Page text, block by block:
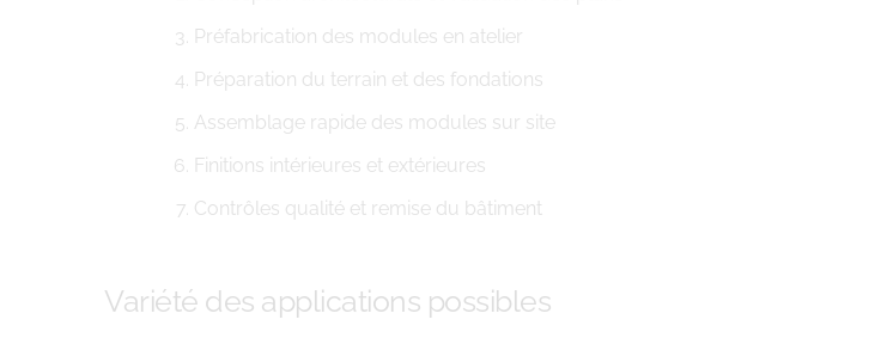
Préfabrication des modules en atelier
Préparation du terrain et des fondations
Assemblage rapide des modules sur site
Finitions intérieures et extérieures
Contrôles qualité et remise du bâtiment
Variété des applications possibles